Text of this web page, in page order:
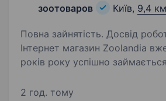
зоотоваров
Київ, 9,4
Повна зайнятість. Досвід
Інтернет магазин Zoolandia
років року успішно
для домашніх улюбленців:
2 год. тому